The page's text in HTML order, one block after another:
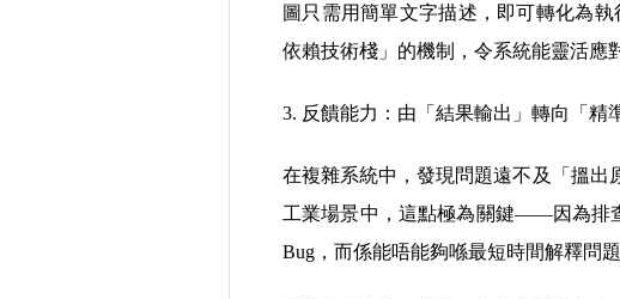
圖只需用簡單文字描述，即可轉化為
依賴技術棧」的機制，令系統能靈活應
3. 反饋能力：由「結果輸出」轉向「精
在複雜系統中，發現問題遠不及「搵出
工業場景中，這點極為關鍵——因為排
Bug，而係能唔能夠喺最短時間解釋問題